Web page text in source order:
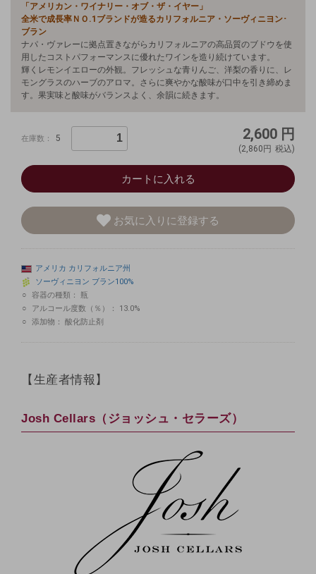
「アメリカン・ワイナリー・オブ・ザ・イヤー」
全米で成長率ＮＯ.1ブランドが造るカリフォルニア・ ソーヴィニヨン･
ブラン
ナパ・ヴァレーに拠点置きながらカリフォルニアの高品質のブドウを使
用したコストパフォーマンスに優れたワインを造り続けています。
輝くレモンイエローの外観。フレッシュな青りんご、洋梨の香りに、レ
モングラスのハーブのアロマ。さらに爽やかな酸味が口中を引き締めま
す。果実味と酸味がバランスよく、余韻に続きます。
在庫数： 5 2,600 円
(2,860円 税込)
カートに入れる
お気に入りに登録する
アメリカ カリフォルニア州
ソーヴィニヨン ブラン100%
容器の種類：
瓶
アルコール度数（％）：
13.0%
添加物：
酸化防止剤
【生産者情報】
Josh Cellars（ジョッシュ・セラーズ）